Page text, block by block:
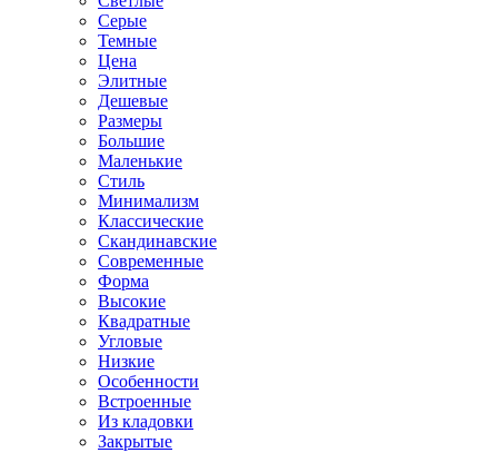
Серые
Темные
Цена
Элитные
Дешевые
Размеры
Большие
Маленькие
Стиль
Минимализм
Классические
Скандинавские
Современные
Форма
Высокие
Квадратные
Угловые
Низкие
Особенности
Встроенные
Из кладовки
Закрытые